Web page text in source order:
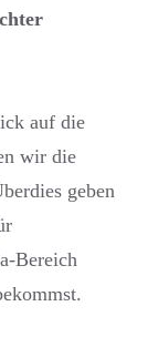
auf die
wir die
geben
Bereich